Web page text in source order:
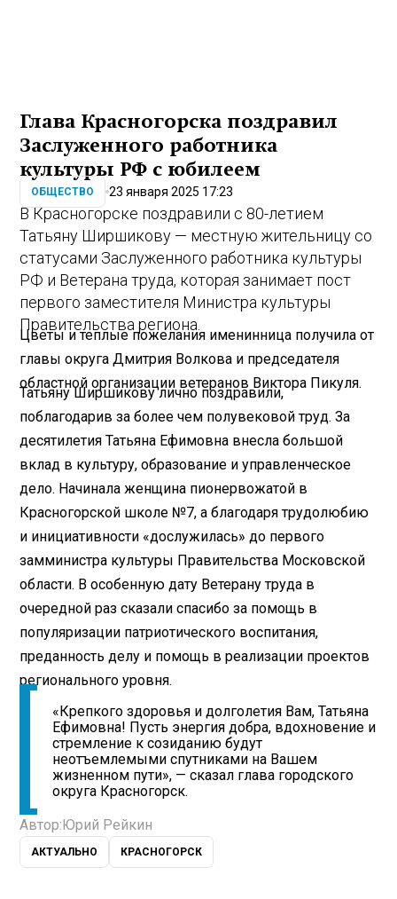
Глава Красногорска поздравил
Заслуженного работника
культуры РФ с юбилеем
ОБЩЕСТВО 23 января 2025 17:23
В Красногорске поздравили с 80-летием
Татьяну Ширшикову — местную жительницу со
статусами Заслуженного работника культуры
РФ и Ветерана труда, которая занимает пост
первого заместителя Министра культуры
Правительства региона.
Цветы и теплые пожелания именинница получила от
главы округа Дмитрия Волкова и председателя
областной организации ветеранов Виктора Пикуля.
Татьяну Ширшикову лично поздравили,
поблагодарив за более чем полувековой труд. За
десятилетия Татьяна Ефимовна внесла большой
вклад в культуру, образование и управленческое
дело. Начинала женщина пионервожатой в
Красногорской школе №7, а благодаря трудолюбию
и инициативности «дослужилась» до первого
замминистра культуры Правительства Московской
области. В особенную дату Ветерану труда в
очередной раз сказали спасибо за помощь в
популяризации патриотического воспитания,
преданность делу и помощь в реализации проектов
регионального уровня.
«Крепкого здоровья и долголетия Вам, Татьяна
Ефимовна! Пусть энергия добра, вдохновение и
стремление к созиданию будут
неотъемлемыми спутниками на Вашем
жизненном пути», — сказал глава городского
округа Красногорск.
Автор: Юрий Рейкин
АКТУАЛЬНО КРАСНОГОРСК